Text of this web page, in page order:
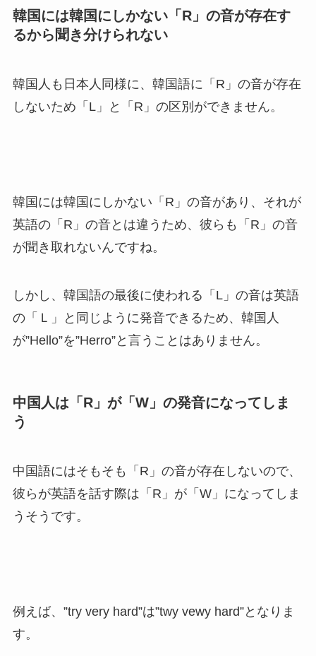
韓国には韓国にしかない「R」の音が存在す
るから聞き分けられない
韓国人も日本人同様に、韓国語に「R」の音が存在
しないため「L」と「R」の区別ができません。
韓国には韓国にしかない「R」の音があり、それが
英語の「R」の音とは違うため、彼らも「R」の音
が聞き取れないんですね。
しかし、韓国語の最後に使われる「L」の音は英語
の「Ｌ」と同じように発音できるため、韓国人
が”Hello”を”Herro”と言うことはありません。
中国人は「R」が「W」の発音になってしま
う
中国語にはそもそも「R」の音が存在しないので、
彼らが英語を話す際は「R」が「W」になってしま
うそうです。
例えば、”try very hard”は”twy vewy hard”となりま
す。